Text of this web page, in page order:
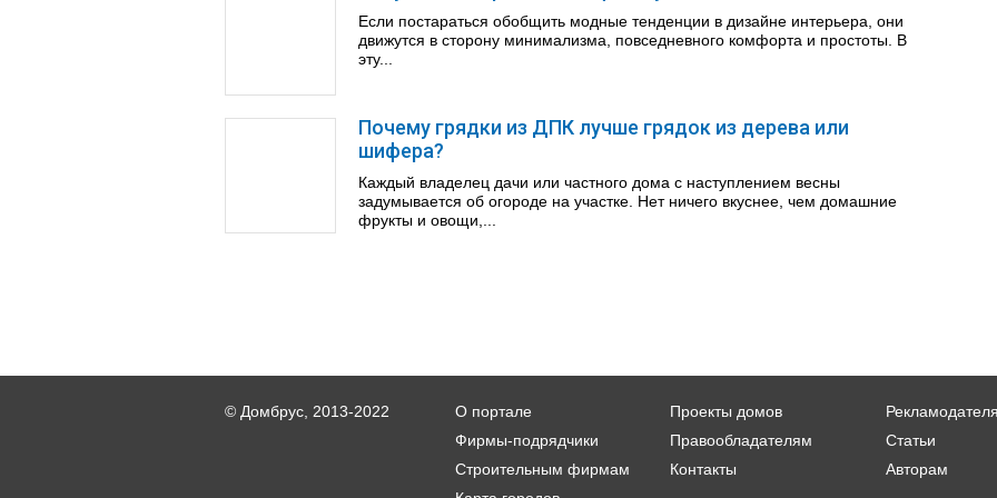
Если постараться обобщить модные тенденции в дизайне интерьера, они
движутся в сторону минимализма, повседневного комфорта и простоты. В
эту...
Почему грядки из ДПК лучше грядок из дерева или
шифера?
Каждый владелец дачи или частного дома с наступлением весны
задумывается об огороде на участке. Нет ничего вкуснее, чем домашние
фрукты и овощи,...
© Домбрус, 2013-2022 О портале Проекты домов
Фирмы-подрядчики
Правообладателям
Статьи
Строительным фирмам
Контакты
Авторам